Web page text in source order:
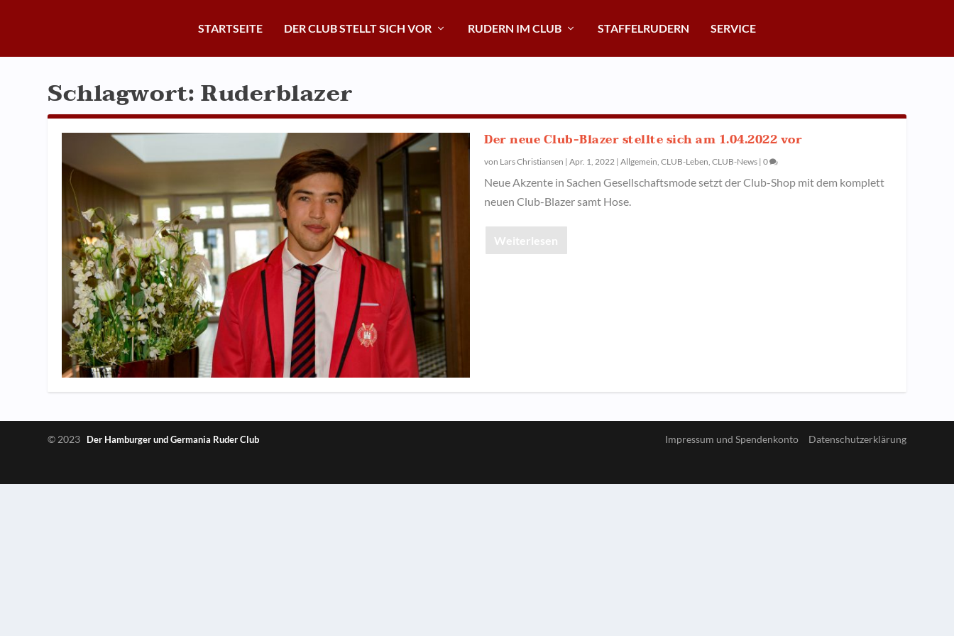
STARTSEITE DER CLUB STELLT SICH VOR RUDERN IM CLUB STAFFELRUDERN SERVICE
Schlagwort:Ruderblazer
Der neue Club-Blazer stellte sich am 1.04.2022 vor
von Lars Christiansen | Apr. 1, 2022 | Allgemein, CLUB-Leben, CLUB-News | 0
Neue Akzente in Sachen Gesellschaftsmode setzt der Club-Shop mit dem komplett
neuen Club-Blazer samt Hose.
Weiterlesen
© 2023 Der Hamburger und Germania Ruder Club Impressum und Spendenkonto Datenschutzerklärung